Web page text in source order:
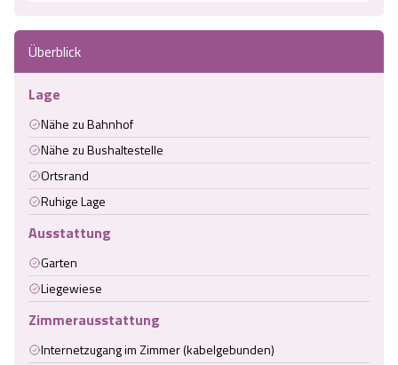
Überblick
Lage
Nähe zu Bahnhof
Nähe zu Bushaltestelle
Ortsrand
Ruhige Lage
Ausstattung
Garten
Liegewiese
Zimmerausstattung
Internetzugang im Zimmer (kabelgebunden)